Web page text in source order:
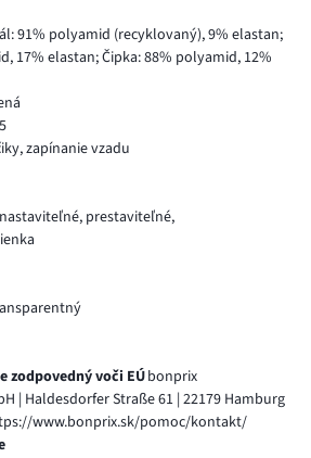
91% polyamid (recyklovaný), 9% elastan;
17% elastan; Čipka: 88% polyamid, 12%
zapínanie vzadu
prestaviteľné,
zodpovedný voči EÚbonprix
| Haldesdorfer Straße 61 | 22179 Hamburg
www.bonprix.sk/pomoc/kontakt/